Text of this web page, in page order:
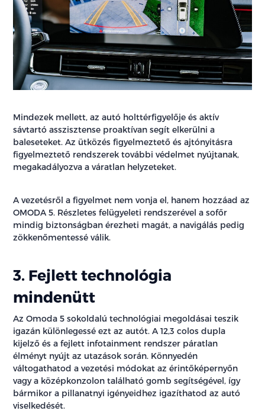
Mindezek mellett, az autó holttérfigyelője és aktív
sávtartó asszisztense proaktívan segít elkerülni a
baleseteket. Az ütközés figyelmeztető és ajtónyitásra
figyelmeztető rendszerek további védelmet nyújtanak,
megakadályozva a váratlan helyzeteket.
A vezetésről a figyelmet nem vonja el, hanem hozzáad az
OMODA 5. Részletes felügyeleti rendszerével a sofőr
mindig biztonságban érezheti magát, a navigálás pedig
zökkenőmentessé válik.
3. Fejlett technológia
mindenütt
Az Omoda 5 sokoldalú technológiai megoldásai teszik
igazán különlegessé ezt az autót. A 12,3 colos dupla
kijelző és a fejlett infotainment rendszer páratlan
élményt nyújt az utazások során. Könnyedén
váltogathatod a vezetési módokat az érintőképernyőn
vagy a középkonzolon található gomb segítségével, így
bármikor a pillanatnyi igényeidhez igazíthatod az autó
viselkedését.